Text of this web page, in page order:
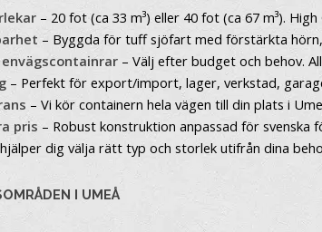
– 20 fot (ca 33 m³) eller 40 fot (ca 67 m³).
– Byggda för tuff sjöfart med förstärkta
– Välj efter budget och behov.
– Perfekt för export/import, lager, verkstad,
– Vi kör containern hela vägen till din plats i
pris – Robust konstruktion anpassad för svenska
dig välja rätt typ och storlek utifrån dina
I UMEÅ